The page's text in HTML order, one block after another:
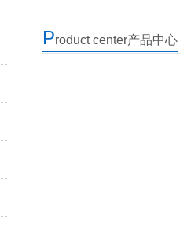
Product center产品中心